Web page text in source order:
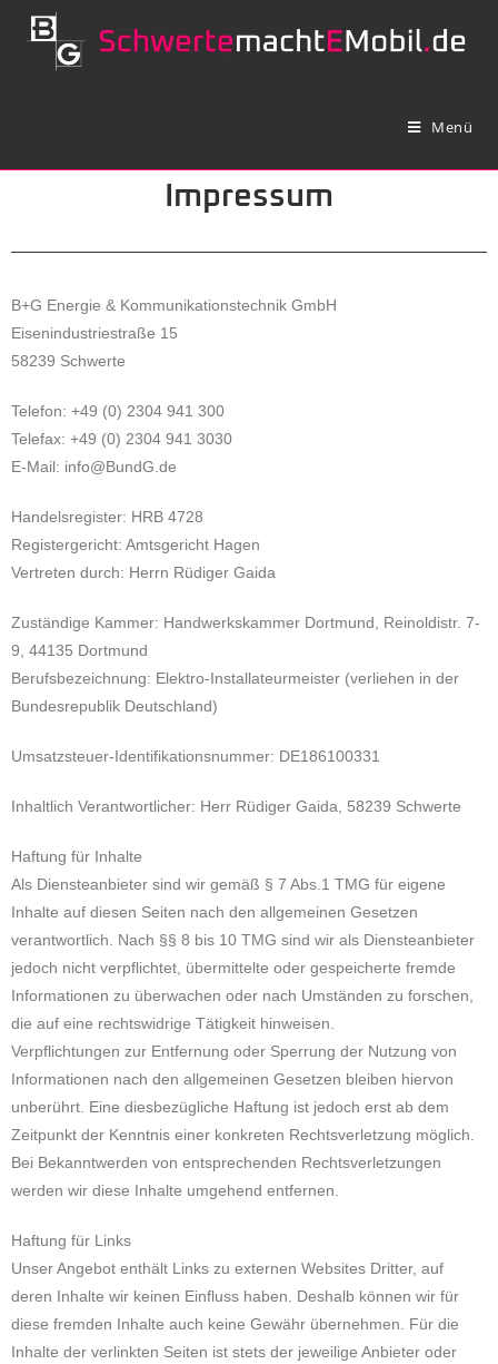
Menü
Impressum
B+G Energie & Kommunikationstechnik GmbH
Eisenindustriestraße 15
58239 Schwerte
Telefon: +49 (0) 2304 941 300
Telefax: +49 (0) 2304 941 3030
E-Mail: info@BundG.de
Handelsregister: HRB 4728
Registergericht: Amtsgericht Hagen
Vertreten durch: Herrn Rüdiger Gaida
Zuständige Kammer: Handwerkskammer Dortmund, Reinoldistr. 7-
9, 44135 Dortmund
Berufsbezeichnung: Elektro-Installateurmeister (verliehen in der
Bundesrepublik Deutschland)
Umsatzsteuer-Identifikationsnummer: DE186100331
Inhaltlich Verantwortlicher: Herr Rüdiger Gaida, 58239 Schwerte
Haftung für Inhalte
Als Diensteanbieter sind wir gemäß § 7 Abs.1 TMG für eigene
Inhalte auf diesen Seiten nach den allgemeinen Gesetzen
verantwortlich. Nach §§ 8 bis 10 TMG sind wir als Diensteanbieter
jedoch nicht verpflichtet, übermittelte oder gespeicherte fremde
Informationen zu überwachen oder nach Umständen zu forschen,
die auf eine rechtswidrige Tätigkeit hinweisen.
Verpflichtungen zur Entfernung oder Sperrung der Nutzung von
Informationen nach den allgemeinen Gesetzen bleiben hiervon
unberührt. Eine diesbezügliche Haftung ist jedoch erst ab dem
Zeitpunkt der Kenntnis einer konkreten Rechtsverletzung möglich.
Bei Bekanntwerden von entsprechenden Rechtsverletzungen
werden wir diese Inhalte umgehend entfernen.
Haftung für Links
Unser Angebot enthält Links zu externen Websites Dritter, auf
deren Inhalte wir keinen Einfluss haben. Deshalb können wir für
diese fremden Inhalte auch keine Gewähr übernehmen. Für die
Inhalte der verlinkten Seiten ist stets der jeweilige Anbieter oder